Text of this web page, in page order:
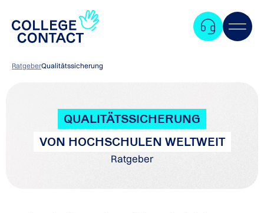
RatgeberQualitätssicherung
QUALITÄTSSICHERUNG
VON HOCHSCHULEN WELTWEIT
Ratgeber